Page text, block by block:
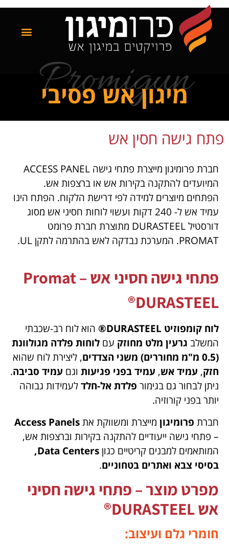
Promigun
מיגון אש פסיבי
פתח גישה חסין אש
חברת פרומיגון מייצרת פתחי גישה ACCESS PANEL
המיועדים להתקנה בקירות אש או ברצפות אש.
הפתחים מיוצרים למידה לפי דרישת הלקוח. הפתח הינו
עמיד אש ל- 240 דקות ועשוי לוחות חסיני אש מסוג
דורסטיל DURASTEEL מתוצרת חברת פרומט
PROMAT. המערכת נבדקה לאש בהתרמה לתקן UL.
פתחי גישה חסיני אש – Promat
DURASTEEL®
לוח קומפוזיט DURASTEEL®
הוא לוח רב-שכבתי
המשלב גרעין מלט מחוזק עם לוחות פלדה מגולוונת
(0.5 מ"מ מחוררים) משני הצדדים
, ליצירת לוח שהוא
חזק, עמיד אש, עמיד בפני פגיעות וגם עמיד סביבה.
ניתן לבחור גם בגימור פלדת אל-חלדלעמידות גבוהה
יותר בפני קורוזיה.
חברת פרומיגון מייצרת ומשווקת אתAccess Panels
– פתחי גישה ייעודיים להתקנה בקירות וברצפות אש,
המותאמים למבנים קריטיים כגון
Data Centers,
בסיסי צבא ואתרים בטחוניים.
מפרט מוצר – פתחי גישה חסיני
אש DURASTEEL®
חומרי גלם ועיצוב: